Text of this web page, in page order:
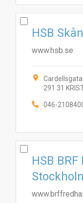
HSB
www.hsb.se
291 31
046-
HSB